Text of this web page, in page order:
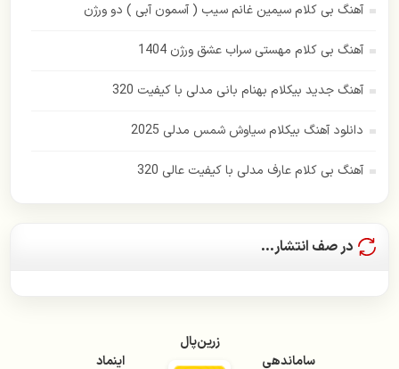
زانیار خسروی
سهراب پاکزاد
ساسی مانکن
سالار عقیلی
آهنگ بی کلام سیمین غانم سیب ( آسمون آبی ) دو ورژن
آهنگ بی کلام مهستی سراب عشق ورژن 1404
آهنگ جدید بیکلام بهنام بانی مدلی با کیفیت 320
دانلود آهنگ بیکلام سیاوش شمس مدلی 2025
آهنگ بی کلام عارف مدلی با کیفیت عالی 320
در صف انتشار...
ساماندهی
زرین‌پال
اینماد